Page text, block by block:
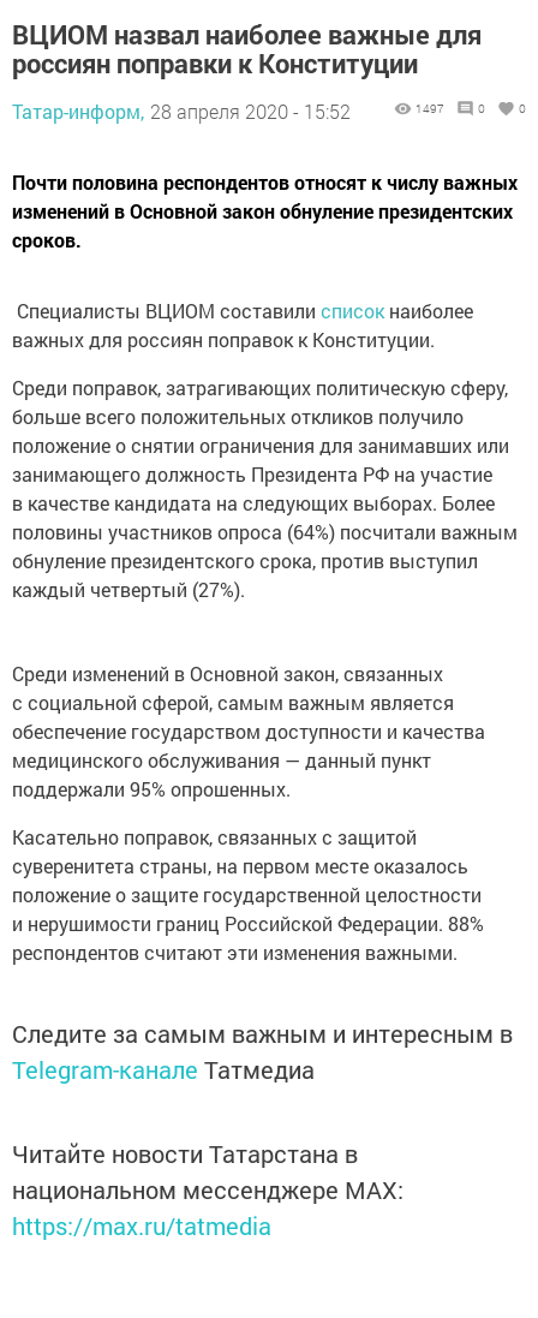
ВЦИОМ назвал наиболее важные для
россиян поправки к Конституции
Татар-информ, 28 апреля 2020 - 15:52 1497 0 0
Почти половина респондентов относят к числу важных
изменений в Основной закон обнуление президентских
сроков.
Специалисты ВЦИОМ составили список наиболее
важных для россиян поправок к Конституции.
Среди поправок, затрагивающих политическую сферу,
больше всего положительных откликов получило
положение о снятии ограничения для занимавших или
занимающего должность Президента РФ на участие
в качестве кандидата на следующих выборах. Более
половины участников опроса (64%) посчитали важным
обнуление президентского срока, против выступил
каждый четвертый (27%).
Среди изменений в Основной закон, связанных
с социальной сферой, самым важным является
обеспечение государством доступности и качества
медицинского обслуживания — данный пункт
поддержали 95% опрошенных.
Касательно поправок, связанных с защитой
суверенитета страны, на первом месте оказалось
положение о защите государственной целостности
и нерушимости границ Российской Федерации. 88%
респондентов считают эти изменения важными.
Следите за самым важным и интересным в
Telegram-канале Татмедиа
Читайте новости Татарстана в
национальном мессенджере MАХ:
https://max.ru/tatmedia